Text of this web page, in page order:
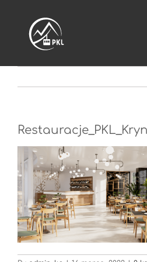
zawartości